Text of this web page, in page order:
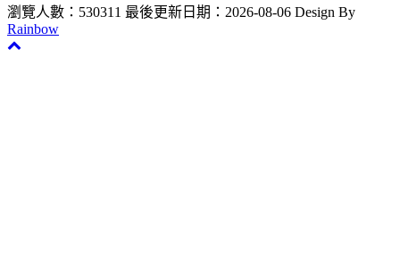
瀏覽人數：530311 最後更新日期：2026-08-06 Design By
Rainbow